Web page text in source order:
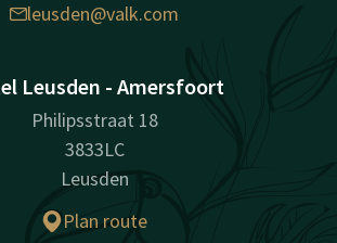
leusden@valk.com
Leusden - Amersfoort
Philipsstraat 18
3833LC
Leusden
Plan route